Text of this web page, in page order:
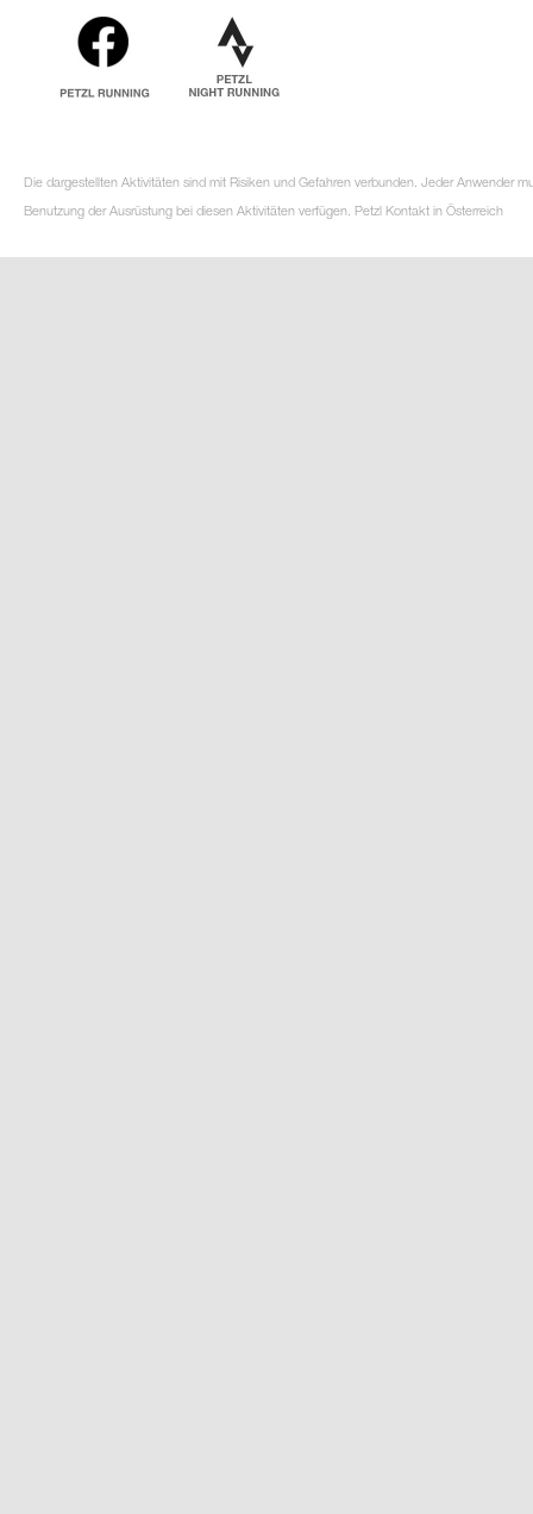
Die dargestellten Aktivitäten sind mit Risiken und Gefahren verbunden. Jeder Anwender
Benutzung der Ausrüstung bei diesen Aktivitäten verfügen. Petzl Kontakt in Österreich